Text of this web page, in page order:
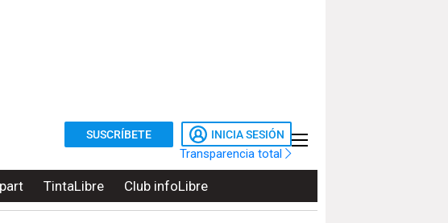
SUSCRÍBETE INICIA SESIÓN
Transparencia total
TintaLibre Club infoLibre